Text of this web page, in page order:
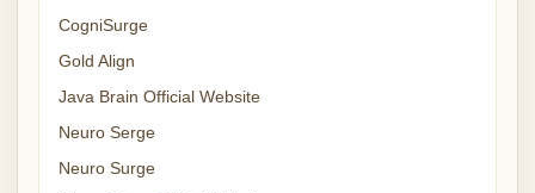
CogniSurge
Gold Align
Java Brain Official Website
Neuro Serge
Neuro Surge